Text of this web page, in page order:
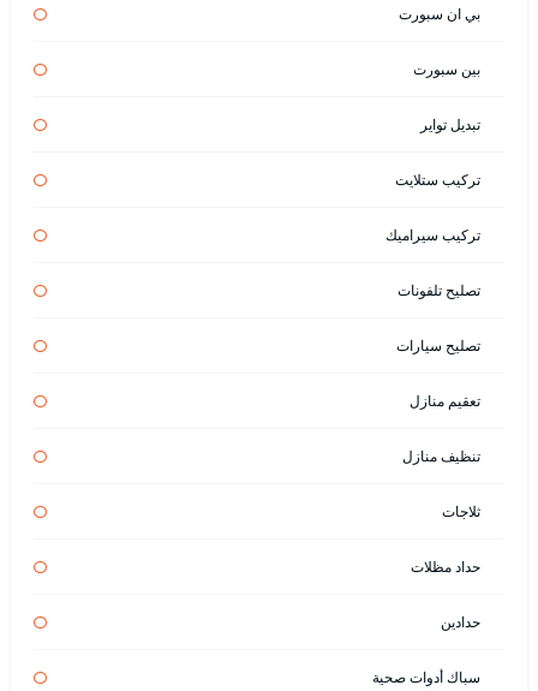
بي ان سبورت
بين سبورت
تبديل تواير
تركيب ستلايت
تركيب سيراميك
تصليح تلفونات
تصليح سيارات
تعقيم منازل
تنظيف منازل
ثلاجات
حداد مظلات
حدادين
سباك أدوات صحية